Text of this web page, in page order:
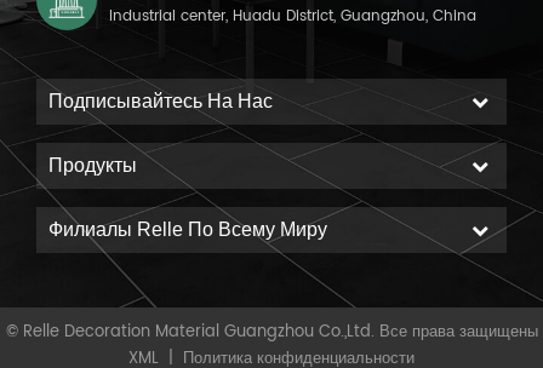
Industrial center, Huadu District, Guangzhou, China
Подписывайтесь На Нас
Продукты
Филиалы Relle По Всему Миру
© Relle Decoration Material Guangzhou Co.,Ltd. Все права защищены
XML | Политика конфиденциальности